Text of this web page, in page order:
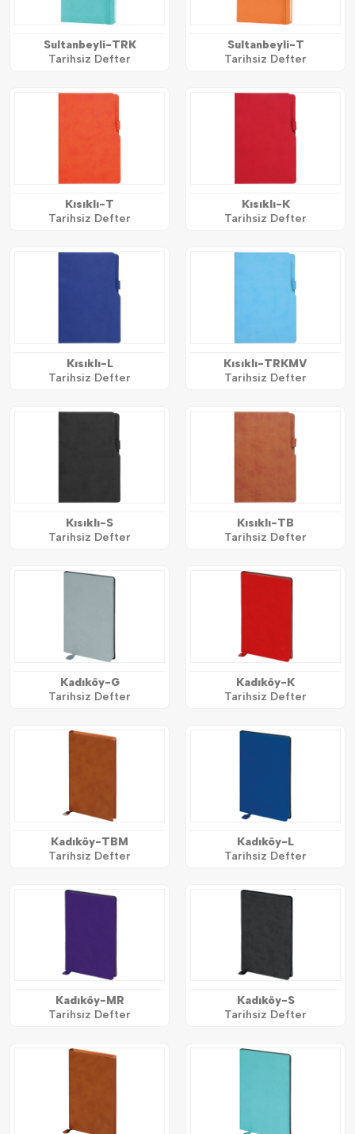
Sultanbeyli-TRK
Tarihsiz Defter
Sultanbeyli-T
Tarihsiz Defter
Kısıklı-T
Tarihsiz Defter
Kısıklı-K
Tarihsiz Defter
Kısıklı-L
Tarihsiz Defter
Kısıklı-TRKMV
Tarihsiz Defter
Kısıklı-S
Tarihsiz Defter
Kısıklı-TB
Tarihsiz Defter
Kadıköy-G
Tarihsiz Defter
Kadıköy-K
Tarihsiz Defter
Kadıköy-TBM
Tarihsiz Defter
Kadıköy-L
Tarihsiz Defter
Kadıköy-MR
Tarihsiz Defter
Kadıköy-S
Tarihsiz Defter